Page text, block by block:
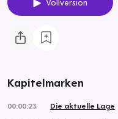
Vollversion
Kapitelmarken
00:00:23
Die aktuelle Lage